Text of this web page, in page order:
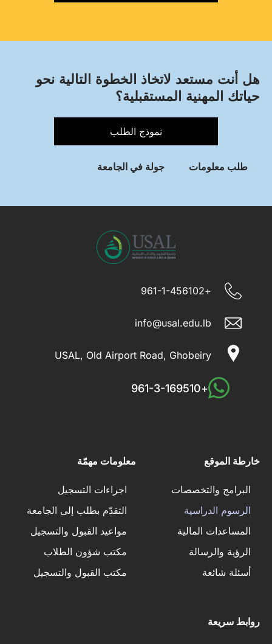
هل أنت مستعد لاتخاذ الخطوة التالية نحو
حياتك المهنية المستقبلية؟
نموذج الطلب
طلب معلومات جولة في الجامعة
+961-1-456102
info@usal.edu.lb
USAL, Old Airport Road, Ghobeiry
+961-3-169510
خارطة الموقع
البرامج والتخصصات
الرسوم الدراسية
المساعدات المالية
الرؤية والرسالة
أسئلة شائعة
معلومات مهمّة
اجراءات التسجيل
التقدّم بطلب إلى الجامعة
مواعيد القبول والتسجيل
مكتب شؤون الطلاب
مكتب القبول والتسجيل
روابط سريعة